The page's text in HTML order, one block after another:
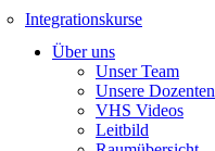
Integrationskurse
Über uns
Unser Team
Unsere Dozenten
VHS Videos
Leitbild